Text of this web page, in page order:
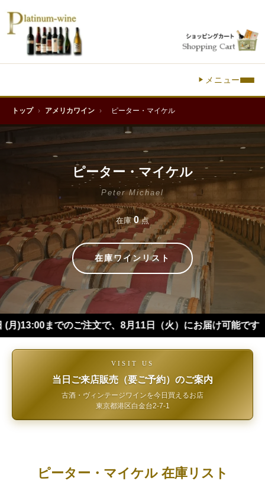
メニュー
トップ › アメリカワイン › ピーター・マイケル
ピーター・マイケル
Peter Michael
在庫0点
在庫ワインリスト
注文で、8月11日（火）にお届け可能です（※四国・中
VISIT US
当日ご来店販売（要ご予約）のご案内
古酒・ヴィンテージワインを今日買えるお店
東京都港区白金台2-7-1
ピーター・マイケル 在庫リスト